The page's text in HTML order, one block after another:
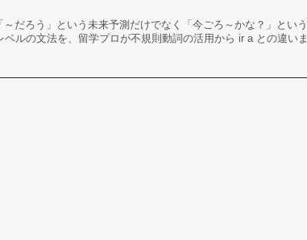
だろう」という未来予測だけでなく「今ごろ～かな？」という
ルの文法を、留学プロが不規則動詞の活用から ir a との違いま